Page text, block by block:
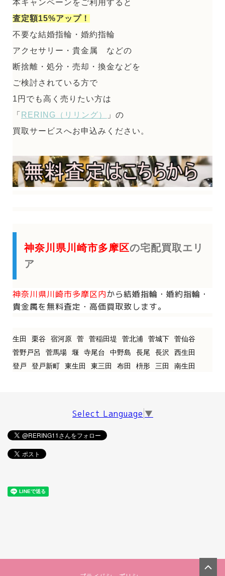
本キャンペーンをご利用すると
査定額15%アップ！
不要な結婚指輪・婚約指輪
アクセサリー・貴金属 などの
断捨離・処分・売却・換金などを
ご検討されている方で
1円でも高く売りたい方は
「 RERING（リリング）
」の
買取サービスへお申込みください。
神奈川県川崎市多摩区の宅配買取エリ
ア
神奈川県川崎市多摩区内から結婚指輪・婚約指輪・
貴金属を無料査定・高価買取致します。
生田 栗谷 宿河原 菅 菅稲田堤 菅北浦 菅城下
菅仙谷
菅野戸呂
菅馬場 堰 寺尾台 中野島 長尾 長沢
西生田
登戸
登戸新町 東生田 東三田 布田 枡形 三田 南生田
Select Language ▼